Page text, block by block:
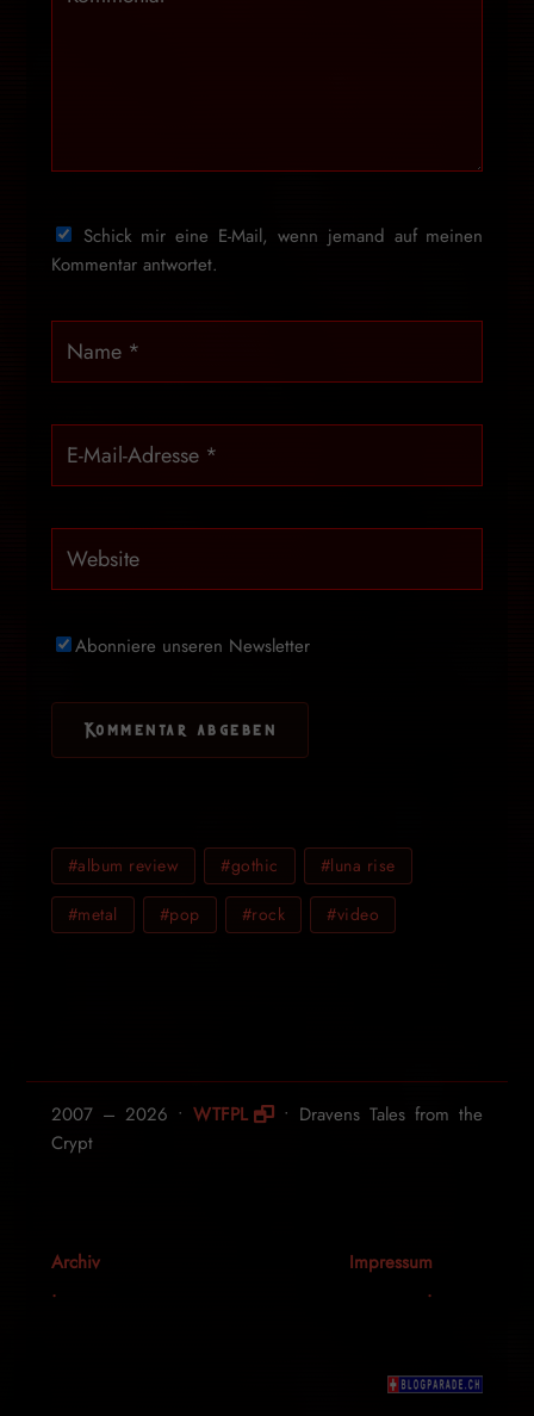
Schick mir eine E-Mail, wenn jemand auf meinen
Kommentar antwortet.
Abonniere unseren Newsletter
#album review #gothic #luna rise
#metal #pop #rock #video
2007 – 2026 •WTFPL
• Dravens Tales from the
Crypt
Archiv
Impressum
.
.